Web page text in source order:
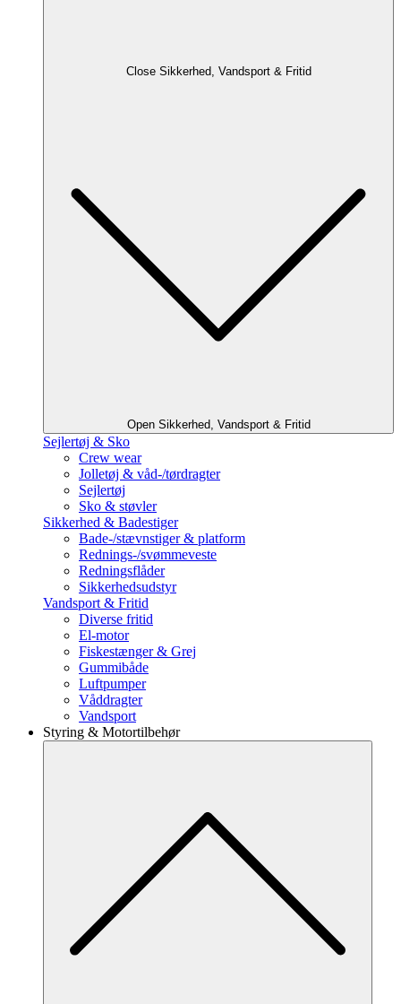
Close Sikkerhed, Vandsport & Fritid
Open Sikkerhed, Vandsport & Fritid
Sejlertøj & Sko
Crew wear
Jolletøj & våd-/tørdragter
Sejlertøj
Sko & støvler
Sikkerhed & Badestiger
Bade-/stævnstiger & platform
Rednings-/svømmeveste
Redningsflåder
Sikkerhedsudstyr
Vandsport & Fritid
Diverse fritid
El-motor
Fiskestænger & Grej
Gummibåde
Luftpumper
Våddragter
Vandsport
Styring & Motortilbehør